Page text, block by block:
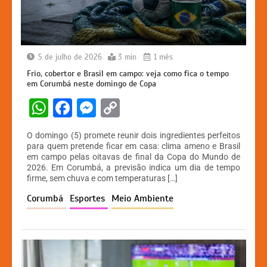
5 de julho de 2026 3 min 1 mês
Frio, cobertor e Brasil em campo: veja como fica o tempo
em Corumbá neste domingo de Copa
W
h
at
s
A
p
F
a
c
e
b
o
k
M
s
s
e
n
er
p
y
Li
n
O domingo (5) promete reunir dois ingredientes perfeitos
para quem pretende ficar em casa: clima ameno e Brasil
em campo pelas oitavas de final da Copa do Mundo de
2026. Em Corumbá, a previsão indica um dia de tempo
firme, sem chuva e com temperaturas […]
Corumbá Esportes Meio Ambiente